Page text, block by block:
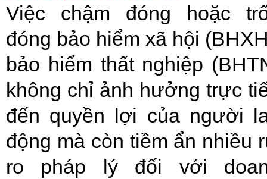
Việc chậm đóng hoặc
đóng bảo hiểm xã hội
bảo hiểm thất nghiệp
không chỉ ảnh hưởng trực
đến quyền lợi của người
động mà còn tiềm ẩn nhiều
ro pháp lý đối với